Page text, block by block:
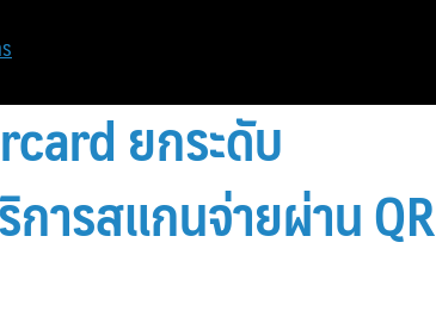
ยกระดับ
ารสแกนจ่ายผ่าน QR